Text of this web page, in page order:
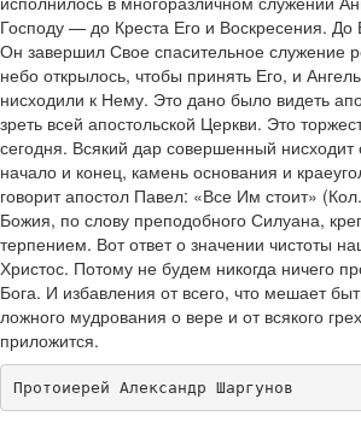
Господу — до Креста Его и Воскресения. До
Он завершил Свое спасительное служение
небо открылось, чтобы принять Его, и
нисходили к Нему. Это дано было видеть
зреть всей апостольской Церкви. Это
сегодня. Всякий дар совершенный
начало и конец, камень основания и
говорит апостол Павел: «Все Им стоит»
Божия, по слову преподобного Силуана,
терпением. Вот ответ о значении чистоты
Христос. Потому не будем никогда ничего
Бога. И избавления от всего, что мешает
ложного мудрования о вере и от всякого
приложится.
Протоиерей Александр Шаргунов